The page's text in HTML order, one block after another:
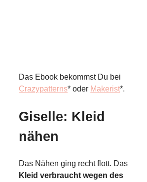
Das Ebook bekommst Du bei
Crazypatterns* oder Makerist*.
Giselle: Kleid
nähen
Das Nähen ging recht flott. Das
Kleid verbraucht wegen des